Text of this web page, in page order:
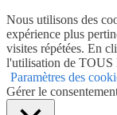
Nous utilisons des
expérience plus
visites répétées. En
l'utilisation de TOUS
Paramètres des
Gérer le